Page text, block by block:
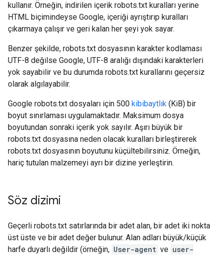
kullanır. Örneğin, indirilen içerik robots.txt kuralları yerine
HTML biçimindeyse Google, içeriği ayrıştırıp kuralları
çıkarmaya çalışır ve geri kalan her şeyi yok sayar.
Benzer şekilde, robots.txt dosyasının karakter kodlaması
UTF-8 değilse Google, UTF-8 aralığı dışındaki karakterleri
yok sayabilir ve bu durumda robots.txt kurallarını geçersiz
olarak algılayabilir.
Google robots.txt dosyaları için 500 kibibaytlık (KiB) bir
boyut sınırlaması uygulamaktadır. Maksimum dosya
boyutundan sonraki içerik yok sayılır. Aşırı büyük bir
robots.txt dosyasına neden olacak kuralları birleştirerek
robots.txt dosyasının boyutunu küçültebilirsiniz. Örneğin,
hariç tutulan malzemeyi ayrı bir dizine yerleştirin.
Söz dizimi
Geçerli robots.txt satırlarında bir adet alan, bir adet iki nokta
üst üste ve bir adet değer bulunur. Alan adları büyük/küçük
harfe duyarlı değildir (örneğin, User-agent ve user-